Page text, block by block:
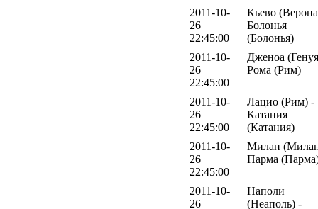
2011-10-
26
22:45:00
Кьево
Болонья
(Болонья)
2011-10-
26
22:45:00
Дженоа
Рома (Рим)
2011-10-
26
22:45:00
Лацио (Рим) -
Катания
(Катания)
2011-10-
26
22:45:00
Милан
Парма
2011-10-
26
Наполи
(Неаполь) -